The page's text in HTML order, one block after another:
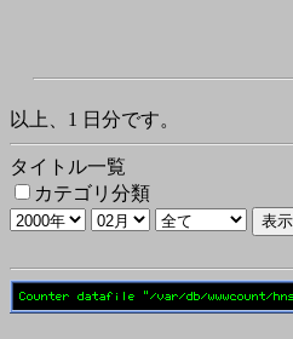
以上、1 日分です。
タイトル一覧
カテゴリ分類